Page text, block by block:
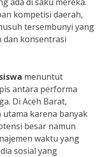
kompetisi daerah,
tersembunyi yang
dan konsentrasi
menuntut
antara performa
Di Aceh Barat,
karena banyak
besar namun
waktu yang
sosial yang